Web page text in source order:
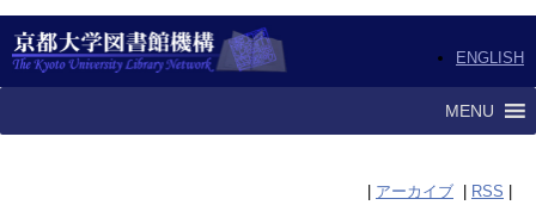
ENGLISH
MENU
アーカイブ RSS